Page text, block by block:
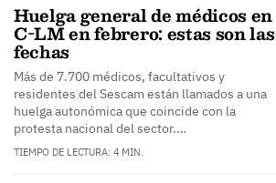
Huelga general de médicos en
C-LM en febrero: estas son las
fechas
Más de 7.700 médicos, facultativos y
residentes del Sescam están llamados a una
huelga autonómica que coincide con la
protesta nacional del sector.…
TIEMPO DE LECTURA: 4 MIN.